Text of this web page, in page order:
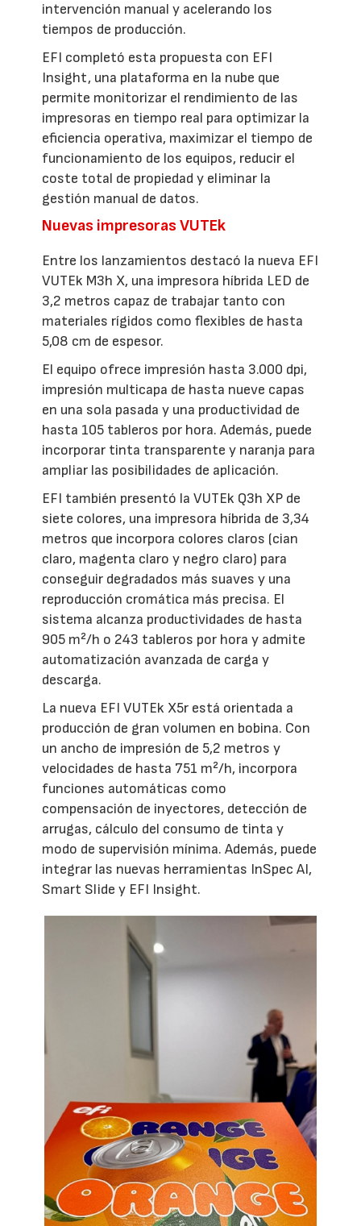
intervención manual y acelerando los
tiempos de producción.
EFI completó esta propuesta con EFI
Insight, una plataforma en la nube que
permite monitorizar el rendimiento de las
impresoras en tiempo real para optimizar la
eficiencia operativa, maximizar el tiempo de
funcionamiento de los equipos, reducir el
coste total de propiedad y eliminar la
gestión manual de datos.
Nuevas impresoras VUTEk
Entre los lanzamientos destacó la nueva EFI
VUTEk M3h X, una impresora híbrida LED de
3,2 metros capaz de trabajar tanto con
materiales rígidos como flexibles de hasta
5,08 cm de espesor.
El equipo ofrece impresión hasta 3.000 dpi,
impresión multicapa de hasta nueve capas
en una sola pasada y una productividad de
hasta 105 tableros por hora. Además, puede
incorporar tinta transparente y naranja para
ampliar las posibilidades de aplicación.
EFI también presentó la VUTEk Q3h XP de
siete colores, una impresora híbrida de 3,34
metros que incorpora colores claros (cian
claro, magenta claro y negro claro) para
conseguir degradados más suaves y una
reproducción cromática más precisa. El
sistema alcanza productividades de hasta
905 m²/h o 243 tableros por hora y admite
automatización avanzada de carga y
descarga.
La nueva EFI VUTEk X5r está orientada a
producción de gran volumen en bobina. Con
un ancho de impresión de 5,2 metros y
velocidades de hasta 751 m²/h, incorpora
funciones automáticas como
compensación de inyectores, detección de
arrugas, cálculo del consumo de tinta y
modo de supervisión mínima. Además, puede
integrar las nuevas herramientas InSpec AI,
Smart Slide y EFI Insight.